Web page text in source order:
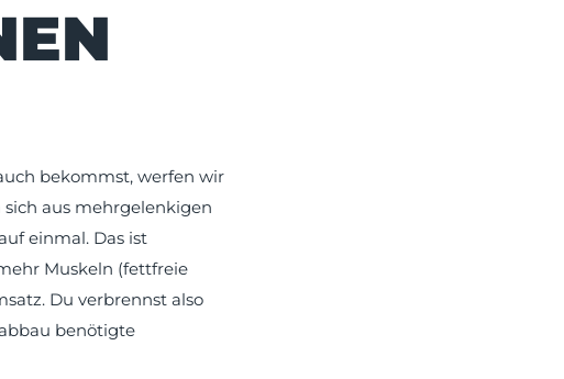
bekommst, werfen wir
aus mehrgelenkigen
einmal. Das ist
Muskeln (fettfreie
Du verbrennst also
benötigte